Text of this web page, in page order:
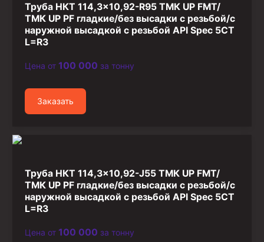
Труба НКТ 114,3×10,92-R95 ТМК UP FMT/
ТМК UP PF гладкие/без высадки с резьбой/с
наружной высадкой с резьбой API Spec 5CT
L=R3
Цена от 100 000 за тонну
Заказать
Труба НКТ 114,3×10,92-J55 ТМК UP FMT/
ТМК UP PF гладкие/без высадки с резьбой/с
наружной высадкой с резьбой API Spec 5CT
L=R3
Цена от 100 000 за тонну